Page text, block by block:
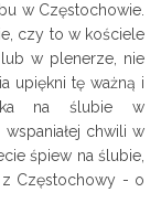
w Częstochowie.
czy to w kościele
w plenerze, nie
upiękni tę ważną i
na ślubie w
chwili w
śpiew na ślubie,
Częstochowy - o